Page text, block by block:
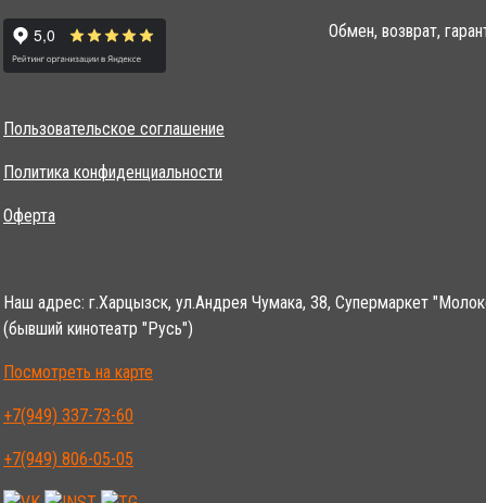
Обмен, возврат,
Пользовательское соглашение
Политика конфиденциальности
Оферта
Наш адрес: г.Харцызск, ул.Андрея Чумака, 38, Супермаркет
(бывший кинотеатр "Русь")
Посмотреть на карте
+7(949) 337-73-60
+7(949) 806-05-05